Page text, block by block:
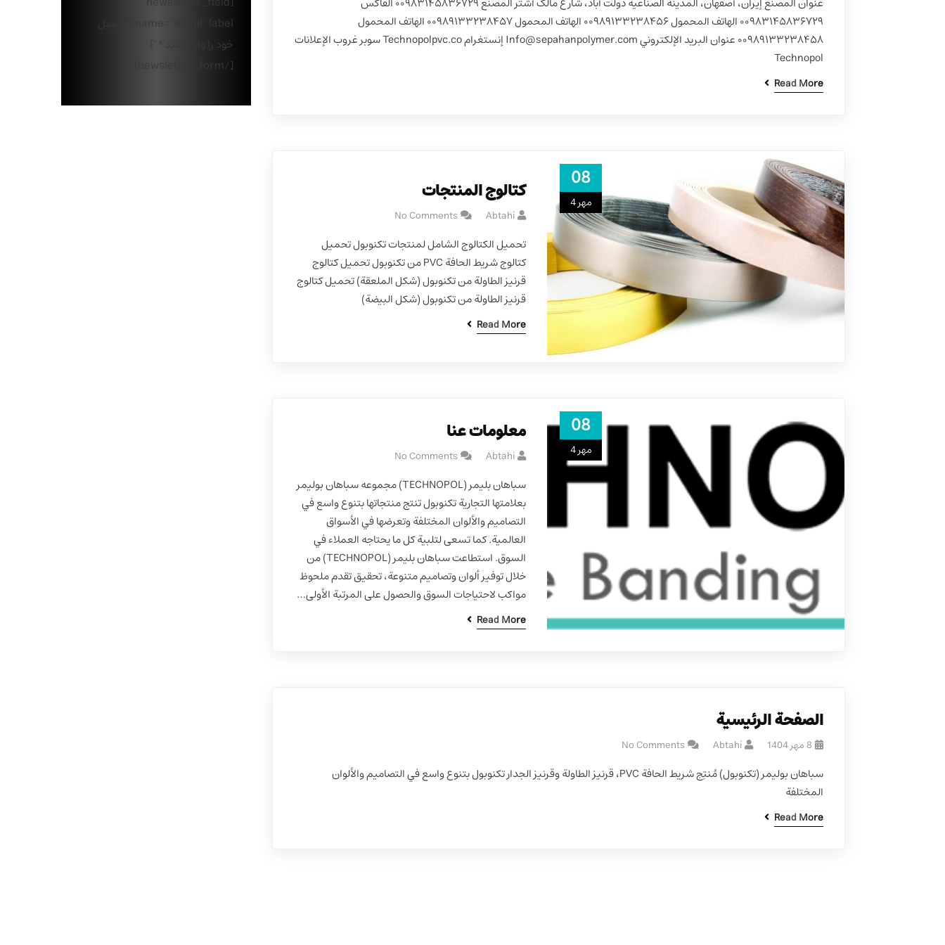
۰۰۹۸۳۱۴۵۸۳۶۷۲۹ الهاتف المحمول ۰۰۹۸۹۱۳۳۲۳۸۴۵۶ الهاتف المحمول ۰۰۹۸۹۱۳۳۲۳۸۴۵۷ الهاتف المحمول
۰۰۹۸۹۱۳۳۲۳۸۴۵۸ عنوان البريد الإلكتروني Info@sepahanpolymer.com إنستغرام Technopolpvc.co سوبر غروب الإعلانات
Technopol
Read More
08
مهر 4 كتالوج المنتجات
Abtahi
No Comments
تحميل الكتالوج الشامل لمنتجات تكنوبول تحميل
كتالوج شريط الحافة PVC من تكنوبول تحميل كتالوج
قرنيز الطاولة من تكنوبول (شكل الملعقة) تحميل كتالوج
قرنيز الطاولة من تكنوبول (شكل البيضة)
Read More
08
مهر 4
معلومات عنا
Abtahi
No Comments
سباهان بليمر (TECHNOPOL) مجموعه سباهان بوليمر
بعلامتها التجارية تكنوبول تنتج منتجاتها بتنوع واسع في
التصاميم والألوان المختلفة وتعرضها في الأسواق
العالمية. كما تسعى لتلبية كل ما يحتاجه العملاء في
السوق. استطاعت سباهان بليمر (TECHNOPOL) من
خلال توفير ألوان وتصاميم متنوعة، تحقيق تقدم ملحوظ
مواكب لاحتياجات السوق والحصول على المرتبة الأولى…
Read More
الصفحة الرئيسية
8 مهر 1404 Abtahi
No Comments
سباهان بوليمر (تكنوبول) مُنتِج شريط الحافة PVC، قرنيز الطاولة وقرنيز الجدار تكنوبول بتنوع واسع في التصاميم والألوان
المختلفة
Read More
name="email" label="ایمیل
خود را وارد کنید*"]
[/newsletter_form]